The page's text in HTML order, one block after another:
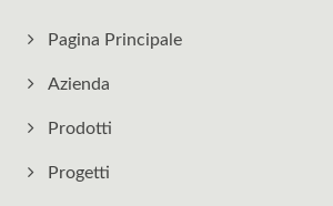
Pagina Principale
Azienda
Prodotti
Progetti